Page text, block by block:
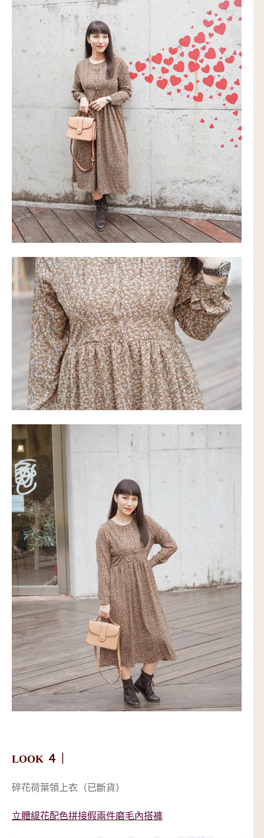
LOOK ４｜
碎花荷葉領上衣（已斷貨）
立體緹花配色拼接假兩件磨毛內搭褲